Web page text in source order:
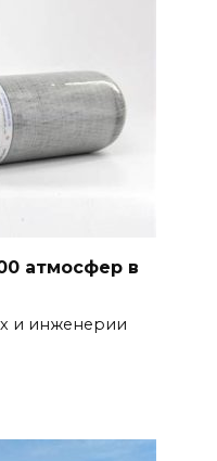
атмосфер в
и инженерии